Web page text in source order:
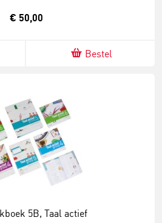
€ 50,00
Bestel
5B, Taal actief